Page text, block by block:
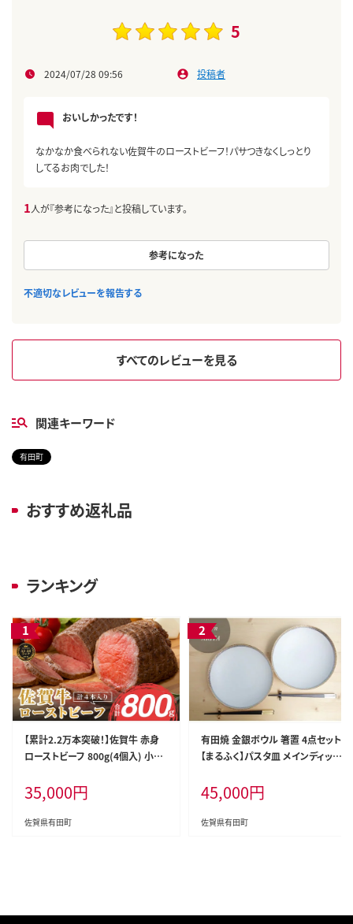
5
2024/07/28 09:56 投稿者
おいしかったです！
なかなか食べられない佐賀牛のローストビーフ！パサつきなくしっとり
してるお肉でした！
1人が『参考になった』と投稿しています。
参考になった
不適切なレビューを報告する
すべてのレビューを見る
関連キーワード
有田町
おすすめ返礼品
ランキング
【累計2.2万本突破！】佐賀牛 赤身
ローストビーフ 800g(4個入) 小分
真空パック 黒毛和牛 和牛 牛肉 国
産 ローストビーフ ろーすとびーふ
za003
35,000円
佐賀県有田町
有田焼 金銀ボウル 箸置 4点セット
【まるふく】パスタ皿 メインディッシ
ンなパスタ皿 シンプル箸置 ペアパ
スタ皿 結婚祝 贈り物 ギフト 金銀
箸置 かわいい箸置 45000円 aq05
45,000円
佐賀県有田町